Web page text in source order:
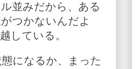
並みだから、ある
つかないんだよ
している。
になるか、まった